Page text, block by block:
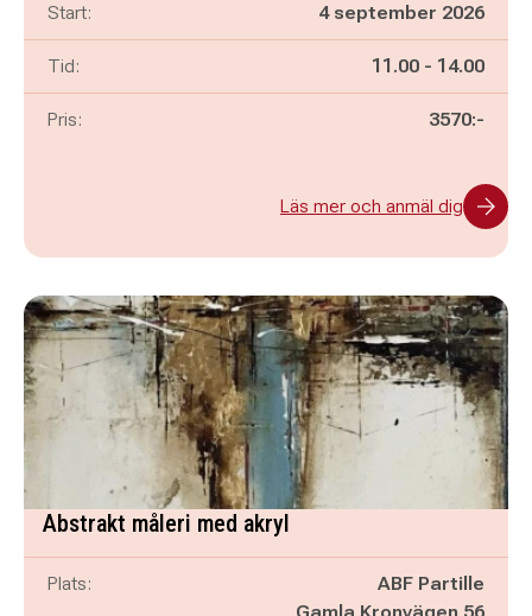
Start: 4 september 2026
Tid: Pågår mellan
11.00 - och
14.00
Pris: 3570:-
Läs mer och anmäl dig
Abstrakt måleri med akryl
Plats:
ABF Partille